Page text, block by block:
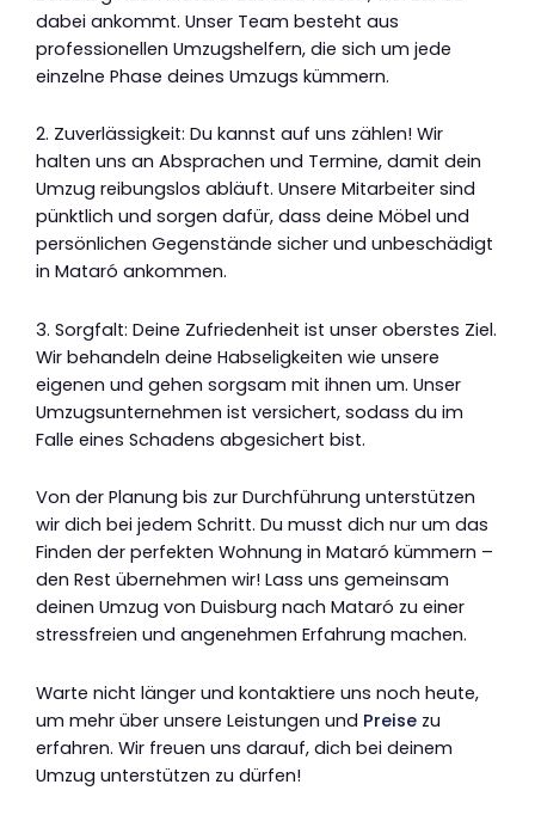
dabei ankommt. Unser Team besteht aus
professionellen Umzugshelfern, die sich um jede
einzelne Phase deines Umzugs kümmern.
2. Zuverlässigkeit: Du kannst auf uns zählen! Wir
halten uns an Absprachen und Termine, damit dein
Umzug reibungslos abläuft. Unsere Mitarbeiter sind
pünktlich und sorgen dafür, dass deine Möbel und
persönlichen Gegenstände sicher und unbeschädigt
in Mataró ankommen.
3. Sorgfalt: Deine Zufriedenheit ist unser oberstes Ziel.
Wir behandeln deine Habseligkeiten wie unsere
eigenen und gehen sorgsam mit ihnen um. Unser
Umzugsunternehmen ist versichert, sodass du im
Falle eines Schadens abgesichert bist.
Von der Planung bis zur Durchführung unterstützen
wir dich bei jedem Schritt. Du musst dich nur um das
Finden der perfekten Wohnung in Mataró kümmern –
den Rest übernehmen wir! Lass uns gemeinsam
deinen Umzug von Duisburg nach Mataró zu einer
stressfreien und angenehmen Erfahrung machen.
Warte nicht länger und kontaktiere uns noch heute,
um mehr über unsere Leistungen und Preise zu
erfahren. Wir freuen uns darauf, dich bei deinem
Umzug unterstützen zu dürfen!